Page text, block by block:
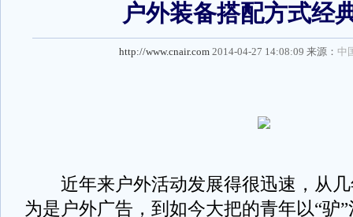
户外装备搭配方式经
http://www.cnair.com 2014-04-27 14:08:09 来源： 中
近年来户外活动发展得很迅速，从几
为是户外广告，到如今大把的青年以“驴